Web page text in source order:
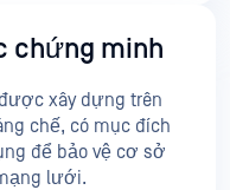
chứng minh
xây dựng trên
chế, có mục đích
để bảo vệ cơ sở
lưới.